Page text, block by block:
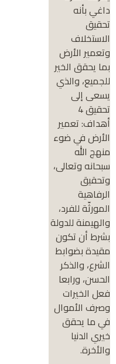
داغي بأنه
تحقيق
الاستخلاف
وتعمير الأرض
بما يحقق الخير
للجميع، والذي
يسعى إلى
تحقيق 4
أهداف: تعمير
الأرض في ضوء
منهج الله
سبحانه وتعالى،
وتحقيق
الرفاهية
المورثّة للفرد،
والهيمنة للدولة
بشرط أن تكون
مقيدة بضوابط
الشرع، والذكر
الحسن، ورابعا
فعل الخيرات
وصرف الأموال
في ما يحقق
خيري الدنيا
والأخرة.